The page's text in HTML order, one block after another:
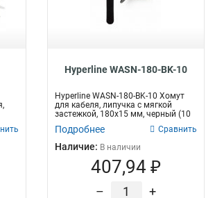
Hyperline WASN-180-BK-10
Hyperline WASN-180-BK-10 Хомут
для кабеля, липучка с мягкой
застежкой, 180x15 мм, черный (10
Подробнее Сравнить
Наличие: В наличии
407,94 ₽
– +